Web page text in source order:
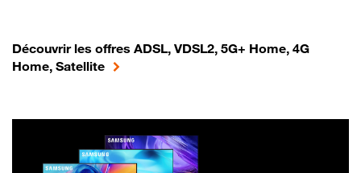
Découvrir les offres ADSL, VDSL2, 5G+ Home, 4G
Home, Satellite